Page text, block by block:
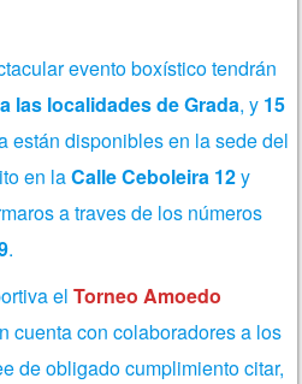
evento boxístico tendrán
las localidades de Grada, y 15
están disponibles en la sede del
en laCalle Ceboleira 12y
a traves de los números
.
elTorneo Amoedo
cuenta con colaboradores a los
de obligado cumplimiento citar,